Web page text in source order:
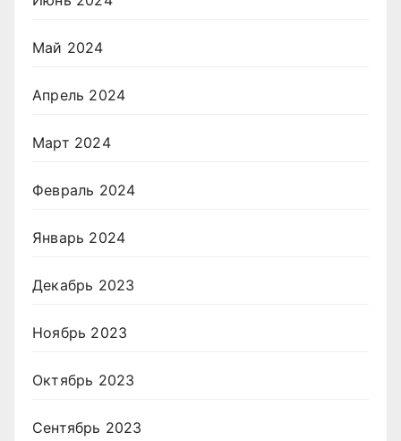
Май 2024
Апрель 2024
Март 2024
Февраль 2024
Январь 2024
Декабрь 2023
Ноябрь 2023
Октябрь 2023
Сентябрь 2023